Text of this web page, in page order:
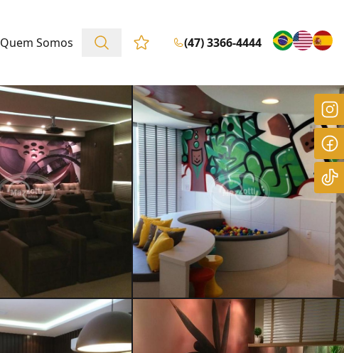
Quem Somos Favoritos (0 itens)
(47) 3366-4444